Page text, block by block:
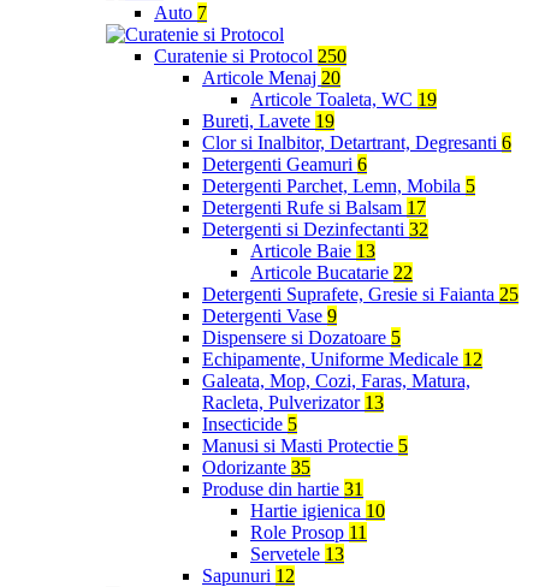
Auto 7
Curatenie si Protocol 250
Articole Menaj 20
Articole Toaleta, WC 19
Bureti, Lavete 19
Clor si Inalbitor, Detartrant, Degresanti 6
Detergenti Geamuri 6
Detergenti Parchet, Lemn, Mobila 5
Detergenti Rufe si Balsam 17
Detergenti si Dezinfectanti 32
Articole Baie 13
Articole Bucatarie 22
Detergenti Suprafete, Gresie si Faianta 25
Detergenti Vase 9
Dispensere si Dozatoare 5
Echipamente, Uniforme Medicale 12
Galeata, Mop, Cozi, Faras, Matura,
Racleta, Pulverizator 13
Insecticide 5
Manusi si Masti Protectie 5
Odorizante 35
Produse din hartie 31
Hartie igienica 10
Role Prosop 11
Servetele 13
Sapunuri 12